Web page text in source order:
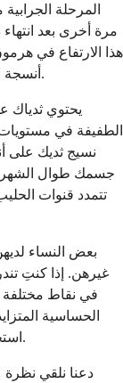
المرحلة
مرة أخرى بعد
هذا الارتفاع في
أنسجة الثدي، مما يؤدي إلى الشعور بالألم أو عدم الراحة.
يحتوي ثدياك
الطفيفة في
نسيج ثديك على
جسمك طوال الشهر.
تتمدد قنوات
بعض النساء
غيرهن. إذا كنتِ
في نقاط
الحساسية
استجابة جسمك المحدد للإيقاعات الهرمونية الطبيعية.
دعنا نلقي نظرة